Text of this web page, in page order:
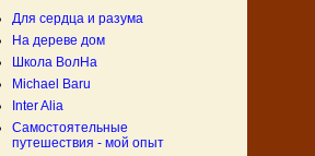
Для сердца и разума
На дереве дом
Школа ВолНа
Michael Baru
Inter Alia
Самостоятельные
путешествия - мой опыт